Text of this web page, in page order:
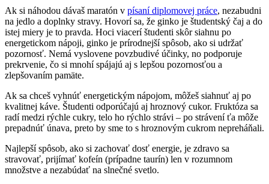
Ak si náhodou dávaš maratón v písaní diplomovej práce, nezabudni
na jedlo a doplnky stravy. Hovorí sa, že ginko je študentský čaj a do
istej miery je to pravda. Hoci viacerí študenti skôr siahnu po
energetickom nápoji, ginko je prírodnejší spôsob, ako si udržať
pozornosť. Nemá vyslovene povzbudivé účinky, no podporuje
prekrvenie, čo si mnohí spájajú aj s lepšou pozornosťou a
zlepšovaním pamäte.
Ak sa chceš vyhnúť energetickým nápojom, môžeš siahnuť aj po
kvalitnej káve. Študenti odporúčajú aj hroznový cukor. Fruktóza sa
radí medzi rýchle cukry, telo ho rýchlo strávi – po strávení ťa môže
prepadnúť únava, preto by sme to s hroznovým cukrom nepreháňali.
Najlepší spôsob, ako si zachovať dosť energie, je zdravo sa
stravovať, prijímať kofeín (prípadne taurín) len v rozumnom
množstve a nezabúdať na slnečné svetlo.